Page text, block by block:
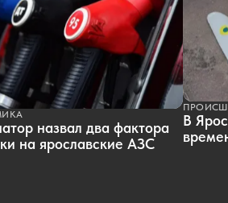
назвал два фактора
на ярославские АЗС
В